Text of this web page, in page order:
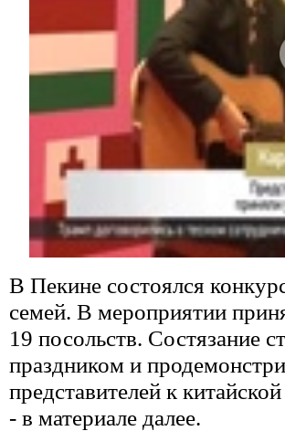
В Пекине состоялся
семей. В мероприятии
19 посольств. Состязание
праздником и
представителей к
- в материале далее.